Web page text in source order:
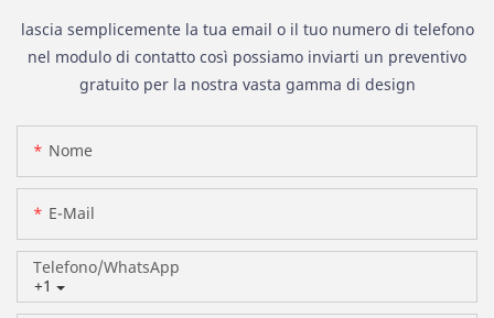
lascia semplicemente la tua email o il tuo numero di telefono
nel modulo di contatto così possiamo inviarti un preventivo
gratuito per la nostra vasta gamma di design
Nome
E-Mail
+1
Telefono/WhatsApp